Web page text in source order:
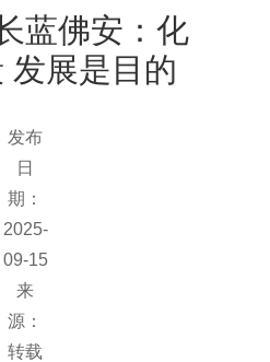
蓝佛安：化
发展是目的
发布
日
期：
2025-
09-15
来
源：
转载